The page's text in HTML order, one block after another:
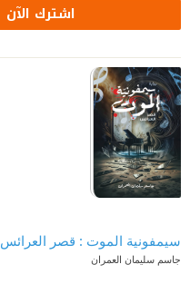
اشترك الآن
سيمفونية الموت : قصر العرائس
جاسم سليمان العمران